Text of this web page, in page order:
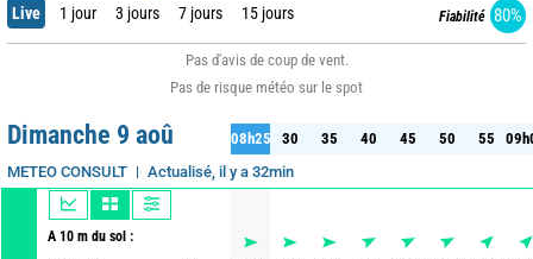
Live 1 jour 3 jours 7 jours 15 jours Fiabilité 80%
Pas d'avis de coup de vent.
Pas de risque météo sur le spot
Dimanche 9 aoû
METEO CONSULT Actualisé, il y a 32min
A 10 m du sol :
08h25 30 35 40 45 50 55
25 30 35 40 45 50 55